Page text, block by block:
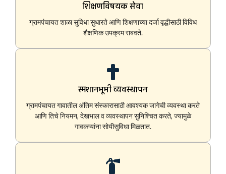
शिक्षणविषयक सेवा
ग्रामपंचायत शाळा सुविधा सुधारते आणि शिक्षणाच्या दर्जा वृद्धीसाठी विविध
शैक्षणिक उपक्रम राबवते.
स्मशानभूमी व्यवस्थापन
ग्रामपंचायत गावातील अंतिम संस्कारासाठी आवश्यक जागेची व्यवस्था करते
आणि तिचे नियमन, देखभाल व व्यवस्थापन सुनिश्चित करते, ज्यामुळे
गावकऱ्यांना सोयीसुविधा मिळतात.